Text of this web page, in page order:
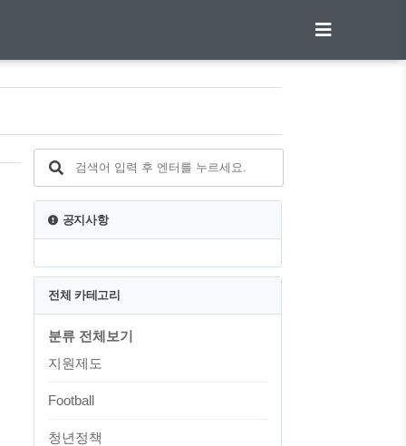
공지사항
전체 카테고리
분류 전체보기
지원제도
Football
청년정책